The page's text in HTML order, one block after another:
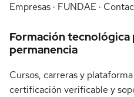
Empresas · FUNDAE ·
Formación tecnológica
permanencia
Cursos, carreras y
certificación verificable y